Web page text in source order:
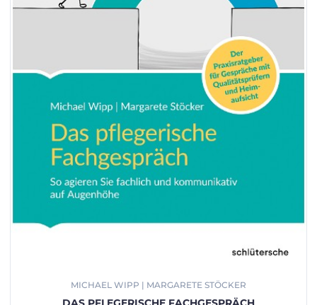
MICHAEL WIPP | MARGARETE STÖCKER